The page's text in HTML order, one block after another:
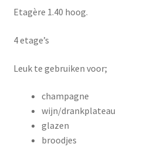
Etagère 1.40 hoog.
4 etage’s
Leuk te gebruiken voor;
champagne
wijn/drankplateau
glazen
broodjes